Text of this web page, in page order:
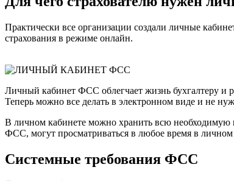
Практически все организации создали личные
страхования в режиме онлайн.
Личный кабинет ФСС облегчает жизнь бухгалтеру и
Теперь можно все делать в электронном виде и не
В личном кабинете можно хранить всю необходимую
ФСС, могут просматриваться в любое время в
Системные требования ФСС